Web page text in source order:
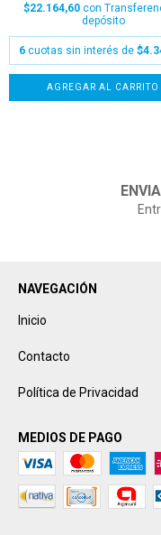
$22.164,60 con
depósito
6 cuotas sin interés de
NAVEGACIÓN
Inicio
Contacto
Política de Privacidad
MEDIOS DE PAGO